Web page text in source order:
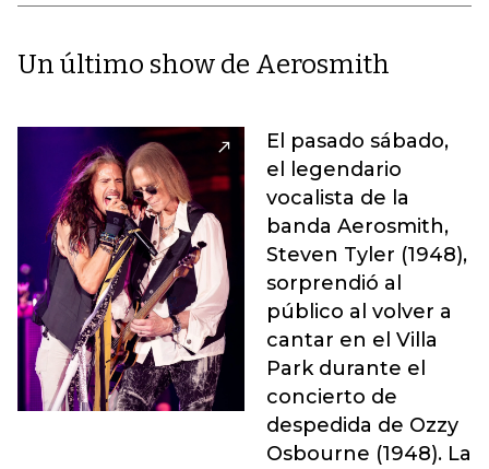
Un último show de Aerosmith
El pasado sábado,
el legendario
vocalista de la
banda Aerosmith,
Steven Tyler (1948),
sorprendió al
público al volver a
cantar en el Villa
Park durante el
concierto de
despedida de Ozzy
Osbourne (1948). La